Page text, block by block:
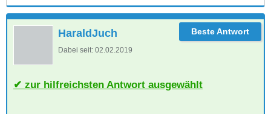
HaraldJuch
Dabei seit: 02.02.2019
zur hilfreichsten Antwort ausgewählt